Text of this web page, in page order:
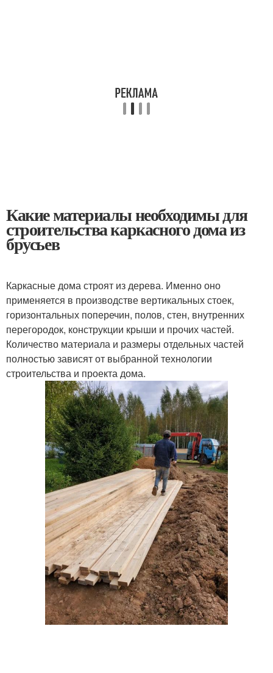
Какие материалы необходимы для
строительства каркасного дома из
брусьев
Каркасные дома строят из дерева. Именно оно
применяется в производстве вертикальных стоек,
горизонтальных поперечин, полов, стен, внутренних
перегородок, конструкции крыши и прочих частей.
Количество материала и размеры отдельных частей
полностью зависят от выбранной технологии
строительства и проекта дома.